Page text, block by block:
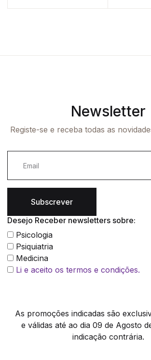
Newsletter
Registe-se e receba todas as
Subscrever
Desejo Receber newsletters sobre:
Psicologia
Psiquiatria
Medicina
Li e aceito os termos e condições.
As promoções indicadas são
e válidas até ao dia 09 de Agosto
indicação contrária.